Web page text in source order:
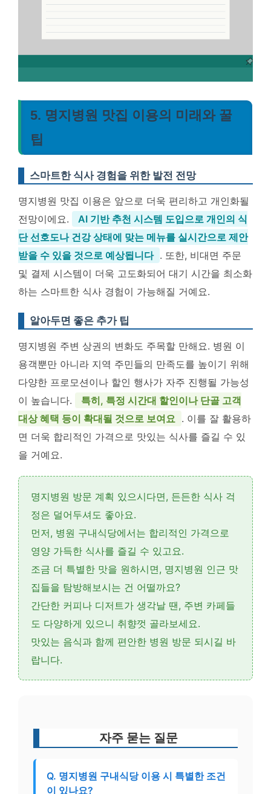
5. 명지병원 맛집 이용의 미래와 꿀
팁
스마트한 식사 경험을 위한 발전 전망
명지병원 맛집 이용은 앞으로 더욱 편리하고 개인화될
전망이에요.
AI 기반 추천 시스템 도입으로 개인의 식
단 선호도나 건강 상태에 맞는 메뉴를 실시간으로 제안
받을 수 있을 것으로 예상됩니다 . 또한, 비대면 주문
및 결제 시스템이 더욱 고도화되어 대기 시간을 최소화
하는 스마트한 식사 경험이 가능해질 거예요.
알아두면 좋은 추가 팁
명지병원 주변 상권의 변화도 주목할 만해요. 병원 이
용객뿐만 아니라 지역 주민들의 만족도를 높이기 위해
다양한 프로모션이나 할인 행사가 자주 진행될 가능성
이 높습니다.
특히, 특정 시간대 할인이나 단골 고객
대상 혜택 등이 확대될 것으로 보여요 . 이를 잘 활용하
면 더욱 합리적인 가격으로 맛있는 식사를 즐길 수 있
을 거예요.
명지병원 방문 계획 있으시다면, 든든한 식사 걱
정은 덜어두셔도 좋아요.
먼저, 병원 구내식당에서는 합리적인 가격으로
영양 가득한 식사를 즐길 수 있고요.
조금 더 특별한 맛을 원하시면, 명지병원 인근 맛
집들을 탐방해보시는 건 어떨까요?
간단한 커피나 디저트가 생각날 땐, 주변 카페들
도 다양하게 있으니 취향껏 골라보세요.
맛있는 음식과 함께 편안한 병원 방문 되시길 바
랍니다.
자주 묻는 질문
Q. 명지병원 구내식당 이용 시 특별한 조건
이 있나요?